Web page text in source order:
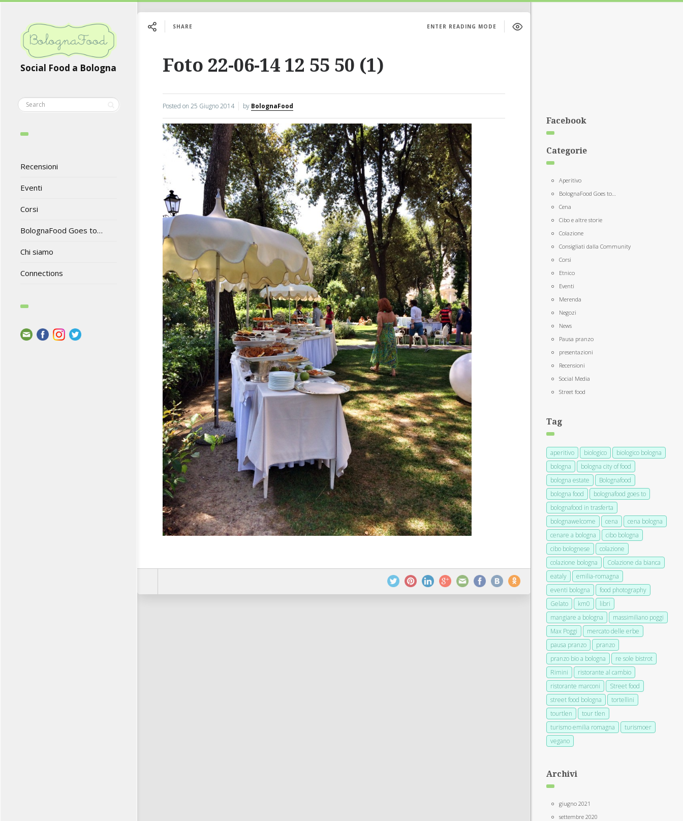
Social Food a Bologna
Recensioni
Eventi
Corsi
BolognaFood Goes to…
Chi siamo
Connections
SHARE ENTER READING MODE
Foto 22-06-14 12 55 50 (1)
Posted on 25 Giugno 2014 by BolognaFood
Facebook
Categorie
Aperitivo
BolognaFood Goes to…
Cena
Cibo e altre storie
Colazione
Consigliati dalla Community
Corsi
Etnico
Eventi
Merenda
Negozi
News
Pausa pranzo
presentazioni
Recensioni
Social Media
Street food
Tag
aperitivo biologico
biologico bologna
bologna
bologna city of food
bologna estate
Bolognafood
bologna food
bolognafood goes to
bolognafood in trasferta
bolognawelcome
cena
cena bologna
cenare a bologna
cibo bologna
cibo bolognese
colazione
colazione bologna
Colazione da bianca
eataly
emilia-romagna
eventi bologna
food photography
Gelato
km0
libri
mangiare a bologna
massimiliano poggi
Max Poggi
mercato delle erbe
pausa pranzo
pranzo
pranzo bio a bologna
re sole bistrot
Rimini
ristorante al cambio
ristorante marconi
Street food
street food bologna
tortellini
tourtlen
tour tlen
turismo emilia romagna
turismoer
vegano
Archivi
giugno 2021
settembre 2020